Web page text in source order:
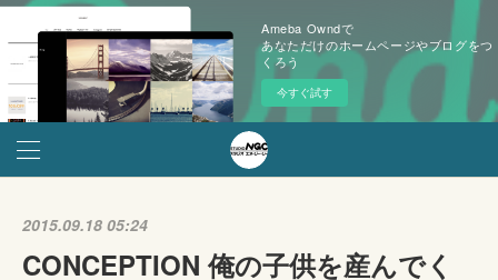
Ameba Owndで
あなただけのホームページやブログをつ
くろう
今すぐ試す
2015.09.18 05:24
CONCEPTION 俺の子供を産んでく